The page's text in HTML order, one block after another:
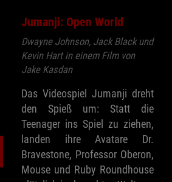
Jumanji: Open World
Dwayne Johnson, Jack Black und
Kevin Hart in einem Film von
Jake Kasdan
Das Videospiel Jumanji dreht
den Spieß um: Statt die
Teenager ins Spiel zu ziehen,
landen ihre Avatare Dr.
Bravestone, Professor Oberon,
Mouse und Ruby Roundhouse